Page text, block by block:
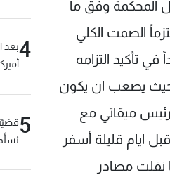
على موقف رافض لتمويل المحكمة وفق ما
الصمت الكلي
تأكيد التزامه
يصعب ان يكون
ميقاتي مع
ايام قليلة أسفر
نقلت مصادر
4بعد
5